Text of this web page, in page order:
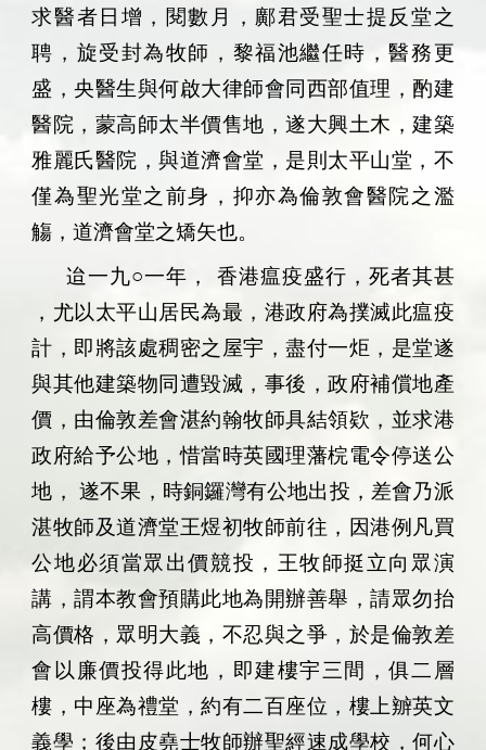
求醫者日增，閱數月，鄺君受聖士提反堂之
聘，旋受封為牧師，黎福池繼任時，醫務更
盛，央醫生與何啟大律師會同西部值理，酌建
醫院，蒙高師太半價售地，遂大興土木，建築
雅麗氏醫院，與道濟會堂，是則太平山堂，不
僅為聖光堂之前身，抑亦為倫敦會醫院之濫
觴，道濟會堂之矯矢也。
迨一九○一年，
香港瘟疫盛行，死者其甚
，尤以太平山居民為最，港政府為撲滅此瘟疫
計，即將該處稠密之屋宇，盡付一炬，是堂遂
與其他建築物同遭毀滅，事後，政府補償地產
價，由倫敦差會湛約翰牧師具結領欵，並求港
政府給予公地，惜當時英國理藩梡電令停送公
地，
遂不果，時銅鑼灣有公地出投，差會乃派
湛牧師及道濟堂王煜初牧師前往，因港例凡買
公地必須當眾出價競投，王牧師挺立向眾演
講，謂本教會預購此地為開辦善舉，請眾勿抬
高價格，眾明大義，不忍與之爭，於是倫敦差
會以廉價投得此地，即建樓宇三間，俱二層
樓，中座為禮堂，約有二百座位，樓上辧英文
義學；後由皮堯士牧師辦聖經速成學校，何心